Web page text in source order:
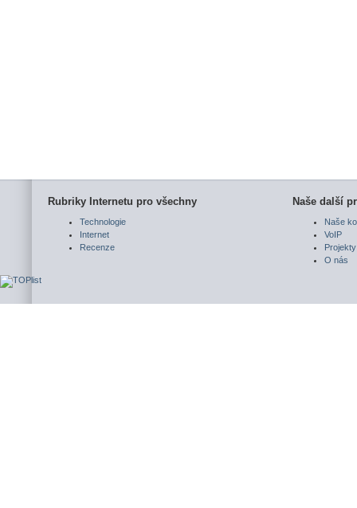
Rubriky Internetu pro všechny
Technologie
Internet
Recenze
Naše další
Naše
VoIP
Projekty
O nás